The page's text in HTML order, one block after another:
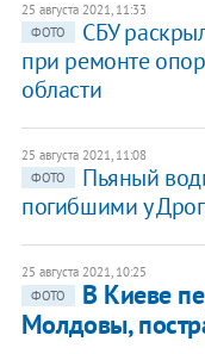
25 августа 2021, 11:33
ФОТО
СБУ
при ремонте
области
25 августа 2021, 11:08
ФОТО
Пьяный
погибшими у
25 августа 2021, 10:25
ФОТО
В Киеве
Молдовы,